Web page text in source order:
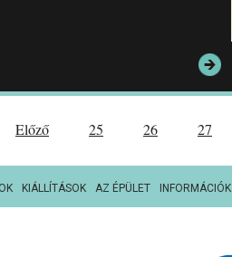
Előző 25 26 27
KIÁLLÍTÁSOK AZ ÉPÜLET INFORMÁCIÓK